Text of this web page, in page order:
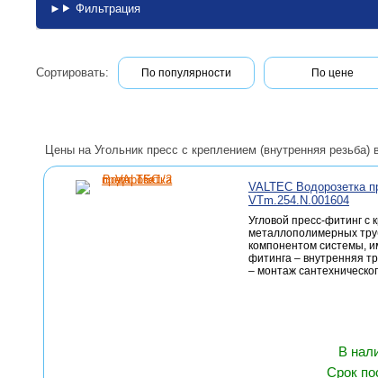
Фильтрация
Сортировать: По популярности По цене
Цены на Угольник пресс с креплением (внутренняя резьба)
VALTEC Водорозетка
VTm.254.N.001604
Угловой пресс-фитинг с
металлополимерных
компонентом системы,
фитинга – внутренняя
– монтаж
В
Срок